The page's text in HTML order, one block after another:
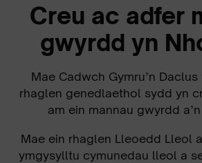
Creu ac adfer
gwyrdd yn
Mae Cadwch Gymru’n
rhaglen genedlaethol sydd yn
am ein mannau gwyrdd
Mae ein rhaglen Lleoedd Lleol
ymgysylltu cymunedau lleol a